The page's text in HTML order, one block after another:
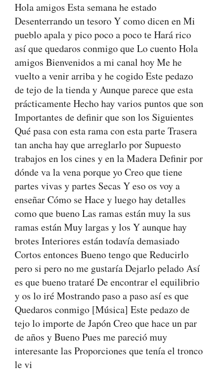
Hola amigos Esta semana he estado
Desenterrando un tesoro Y como dicen en Mi
pueblo apala y pico poco a poco te Hará rico
así que quedaros conmigo que Lo cuento Hola
amigos Bienvenidos a mi canal hoy Me he
vuelto a venir arriba y he cogido Este pedazo
de tejo de la tienda y Aunque parece que esta
prácticamente Hecho hay varios puntos que son
Importantes de definir que son los Siguientes
Qué pasa con esta rama con esta parte Trasera
tan ancha hay que arreglarlo por Supuesto
trabajos en los cines y en la Madera Definir por
dónde va la vena porque yo Creo que tiene
partes vivas y partes Secas Y eso os voy a
enseñar Cómo se Hace y luego hay detalles
como que bueno Las ramas están muy la sus
ramas están Muy largas y los Y aunque hay
brotes Interiores están todavía demasiado
Cortos entonces Bueno tengo que Reducirlo
pero si pero no me gustaría Dejarlo pelado Así
es que bueno trataré De encontrar el equilibrio
y os lo iré Mostrando paso a paso así es que
Quedaros conmigo [Música] Este pedazo de
tejo lo importe de Japón Creo que hace un par
de años y Bueno Pues me pareció muy
interesante las Proporciones que tenía el tronco
le vi